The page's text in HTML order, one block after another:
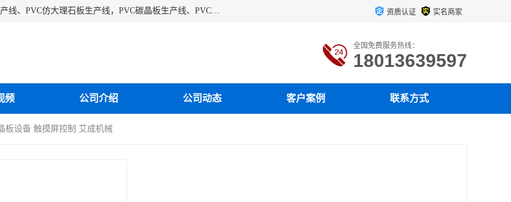
江苏艾斯曼机械有限公司专业生产各种合成树脂瓦设备、PVC树脂瓦生产线、PVC仿大理石板生产线，PVC碳晶板生产线、PVC护墙板生产线，PVC格栅板生产线、PVC扣板生产线、塑料建筑模板生产线。操作方便，性能稳定，价格合理，质量保障。 资质认证 实名商家
全国免费服务热线：
18013639597
频 公司介绍 公司动态 客户案例 联系方式
板设备 触摸屏控制 艾成机械